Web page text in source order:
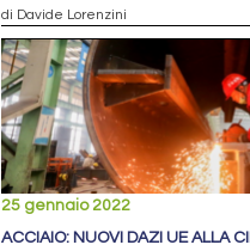
di Davide Lorenzini
25 gennaio 2022
ACCIAIO: NUOVI DAZI UE ALLA